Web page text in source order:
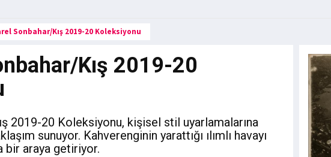
Sonbahar/Kış 2019-20 Koleksiyonu
Kış 2019-20
2019-20 Koleksiyonu, kişisel stil uyarlamalarına
sunuyor. Kahverenginin yarattığı ılımlı havayı
bir araya getiriyor.